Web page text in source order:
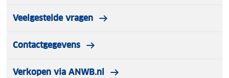
Veelgestelde vragen
Contactgegevens
Verkopen via ANWB.nl